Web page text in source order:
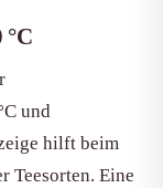
und
hilft beim
Teesorten. Eine